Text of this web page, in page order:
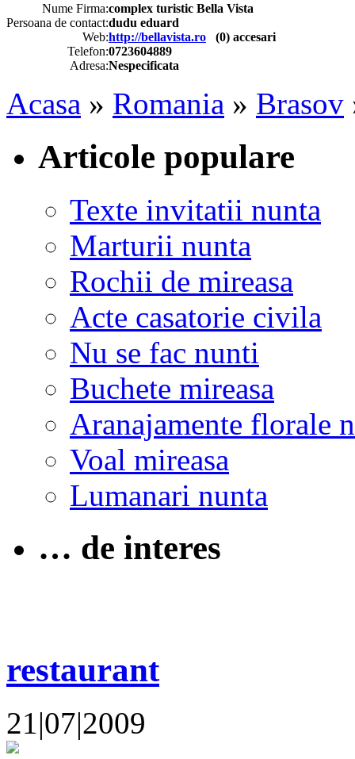
Nume Firma:complex turistic Bella Vista
Persoana de contact:dudu eduard
Web:http://bellavista.ro (0) accesari
Telefon:0723604889
Adresa:Nespecificata
Acasa » Romania » Brasov
Articole populare
Texte invitatii nunta
Marturii nunta
Rochii de mireasa
Acte casatorie civila
Nu se fac nunti
Buchete mireasa
Aranajamente florale
Voal mireasa
Lumanari nunta
… de interes
restaurant
21|07|2009